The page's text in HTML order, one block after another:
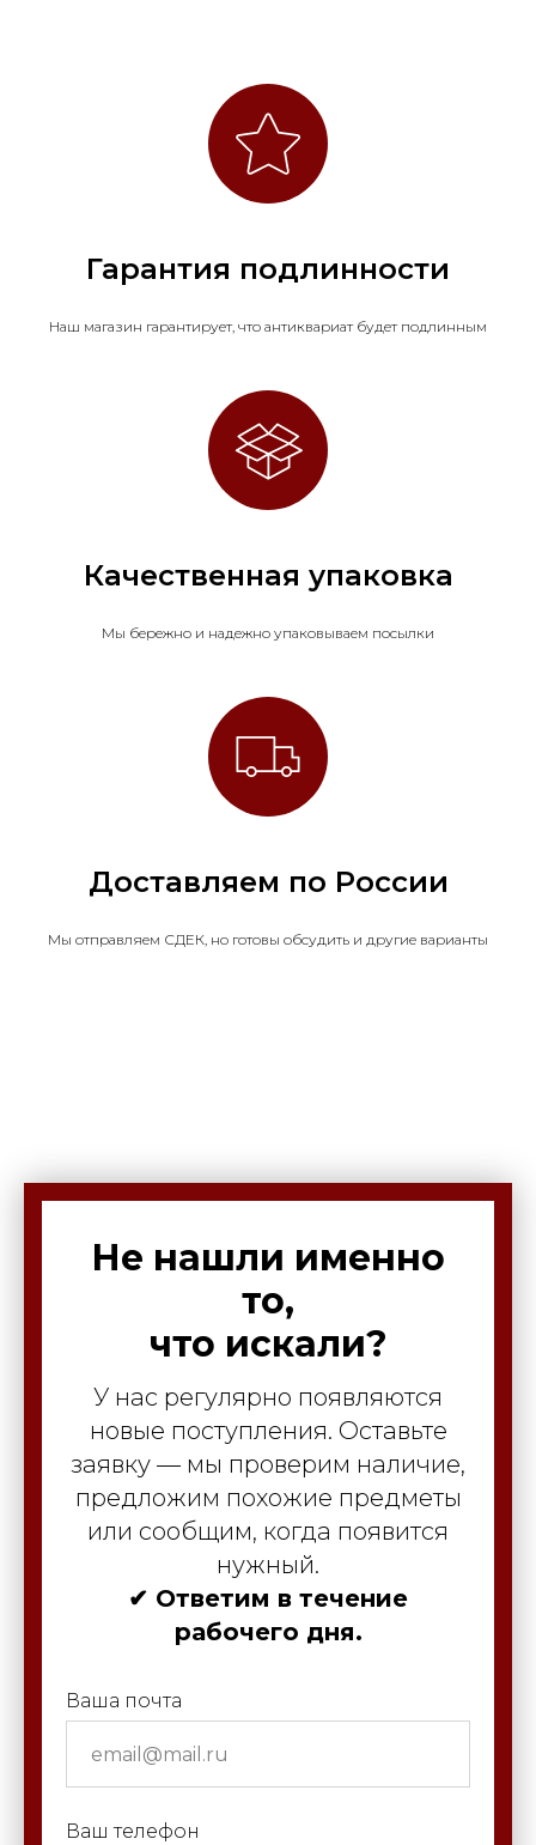
Гарантия подлинности
Наш магазин гарантирует, что антиквариат будет подлинным
Качественная упаковка
Мы бережно и надежно упаковываем посылки
Доставляем по России
Мы отправляем СДЕК, но готовы обсудить и другие варианты
Не нашли именно
то,
что искали?
У нас регулярно появляются
новые поступления. Оставьте
заявку — мы проверим наличие,
предложим похожие предметы
или сообщим, когда появится
нужный.
✔ Ответим в течение
рабочего дня.
Ваша почта
Ваш телефон